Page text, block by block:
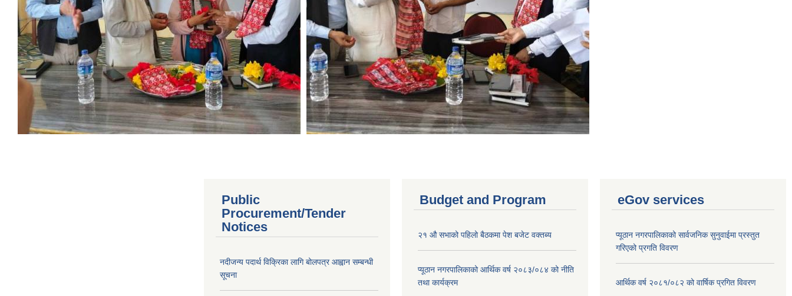
Public
Procurement/Tender
Notices
नदीजन्य पदार्थ विक्रिका लागि बोलपत्र आह्वान सम्बन्धी
सूचना
Budget and Program
२१ औ सभाको पहिलो बैठकमा पेश बजेट वक्तब्य
प्यूठान नगरपालिकाको आर्थिक वर्ष २०८३/०८४ को नीति
तथा कार्यक्रम
eGov services
प्यूठान नगरपालिकाको सार्वजनिक सुनुवाईमा प्रस्तुत
गरिएको प्रगति विवरण
आर्थिक वर्ष २०८१/०८२ को वार्षिक प्रगित विवरण